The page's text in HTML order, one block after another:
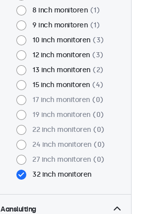
8 inch monitoren
1
9 inch monitoren
1
10 inch monitoren
3
12 inch monitoren
3
13 inch monitoren
2
15 inch monitoren
4
17 inch monitoren
0
19 inch monitoren
0
22 inch monitoren
0
24 inch monitoren
0
27 inch monitoren
0
32 inch monitoren
Aansluiting